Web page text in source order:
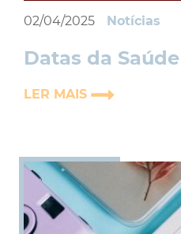
02/04/2025 Notícias
Datas da
LER MAIS